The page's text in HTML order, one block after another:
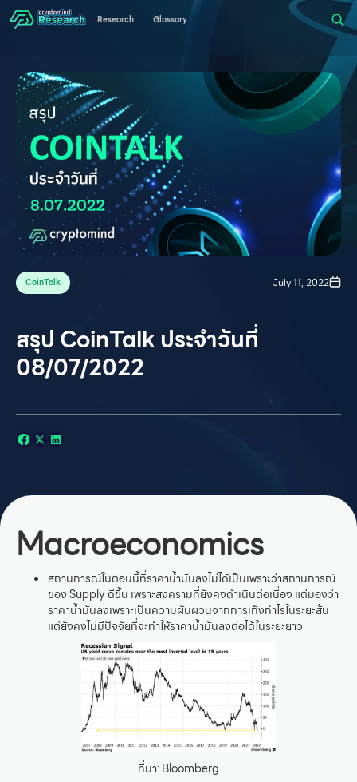
Research Glossary
CoinTalk July 11, 2022
สรุป CoinTalk ประจำวันที่
08/07/2022
Macroeconomics
สถานการณ์ในตอนนี้ที่ราคาน้ำมันลงไม่ได้เป็นเพราะว่าสถานการณ์
ของ Supply ดีขึ้น เพราะสงครามที่ยังคงดำเนินต่อเนื่อง แต่มองว่า
ราคาน้ำมันลงเพราะเป็นความผันผวนจากการเก็งกำไรในระยะสั้น
แต่ยังคงไม่มีปัจจัยที่จะทำให้ราคาน้ำมันลงต่อได้ในระยะยาว
ที่มา: Bloomberg